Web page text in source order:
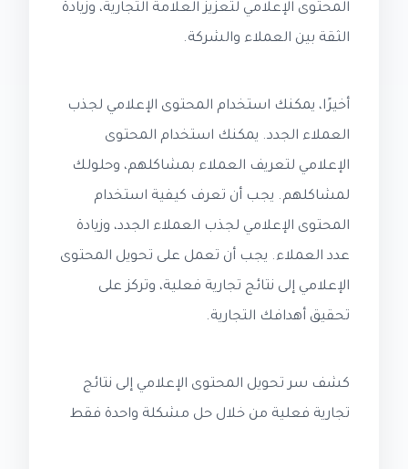
المحتوى الإعلامي لتعزيز العلامة التجارية، وزيادة
الثقة بين العملاء والشركة.
أخيرًا، يمكنك استخدام المحتوى الإعلامي لجذب
العملاء الجدد. يمكنك استخدام المحتوى
الإعلامي لتعريف العملاء بمشاكلهم، وحلولك
لمشاكلهم. يجب أن تعرف كيفية استخدام
المحتوى الإعلامي لجذب العملاء الجدد، وزيادة
عدد العملاء. يجب أن تعمل على تحويل المحتوى
الإعلامي إلى نتائج تجارية فعلية، وتركز على
تحقيق أهدافك التجارية.
كشف سر تحويل المحتوى الإعلامي إلى نتائج
تجارية فعلية من خلال حل مشكلة واحدة فقط